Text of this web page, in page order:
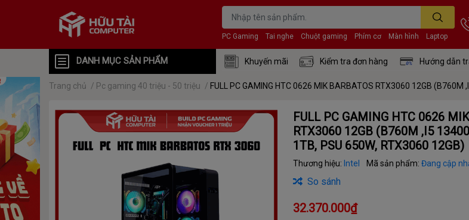
PC Gaming Tai nghe Chuột gaming Phím cơ Màn hình Laptop
DANH MỤC SẢN PHẨM Khuyến mãi Kiểm tra đơn hàng Hướng dẫn
Trang chủ / Pc gaming 40 triệu - 50 triệu / FULL PC GAMING HTC 0626 MIK BARBATOS RTX3060 12GB
FULL PC GAMING HTC 0626
RTX3060 12GB (B760M ,I5
1TB, PSU 650W, RTX3060 12GB)
Thương hiệu: Intel Mã sản phẩm:Đang cập
So sánh
32.370.000₫